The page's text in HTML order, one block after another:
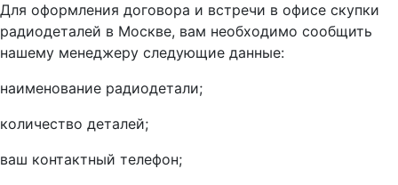
Для оформления договора и встречи в офисе скупки
радиодеталей в Москве, вам необходимо сообщить
нашему менеджеру следующие данные:
наименование радиодетали;
количество деталей;
ваш контактный телефон;